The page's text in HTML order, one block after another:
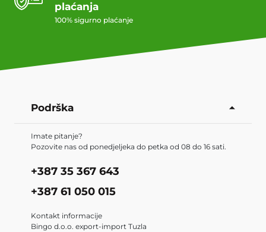
plaćanja
100% sigurno plaćanje
Podrška
Imate pitanje?
Pozovite nas od ponedjeljeka do petka od 08 do 16 sati.
+387 35 367 643
+387 61 050 015
Kontakt informacije
Bingo d.o.o. export-import Tuzla